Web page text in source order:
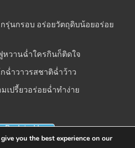
รุ่นกรอบ อร่อยวัตถุดิบน้อยอร่อย
วานฉ่ำใครกินก็ติดใจ
ฉ่ำวาวรสชาติฉ่ำว้าว
เปรี้ยวอร่อยฉ่ำทำง่าย
Back to Home
you the best experience on our